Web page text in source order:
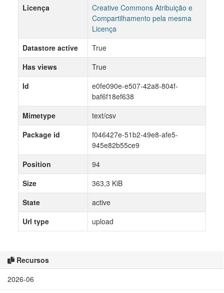
Recursos
2026-06
Licença
Creative Commons Atribuição e
Compartilhamento pela mesma
Licença
Datastore active
True
Has views
True
Id
e0fe090e-e507-42a8-804f-
baf6f18ef638
Mimetype
text/csv
Package id
f046427e-51b2-49e8-afe5-
945e82b55ce9
Position
94
Size
363,3 KiB
State
active
Url type
upload